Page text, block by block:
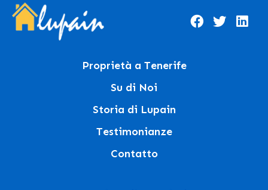
Proprietà a Tenerife
Su di Noi
Storia di Lupain
Testimonianze
Contatto